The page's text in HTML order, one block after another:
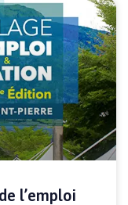
l’emploi